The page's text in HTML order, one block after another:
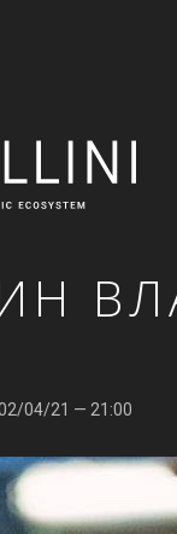
04/21 — 21:00